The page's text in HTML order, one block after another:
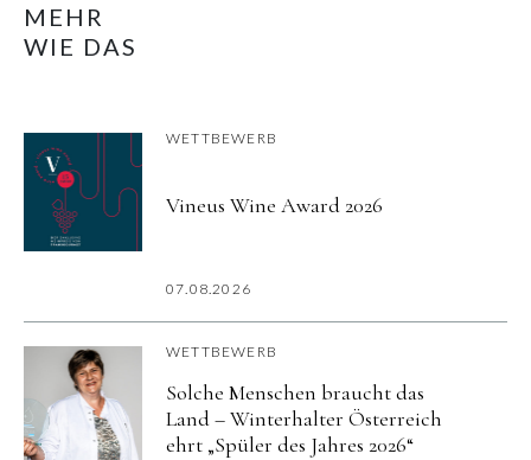
MEHR
WIE DAS
WETTBEWERB
Vineus Wine Award 2026
07.08.2026
WETTBEWERB
Solche Menschen braucht das
Land – Winterhalter Österreich
ehrt „Spüler des Jahres 2026“